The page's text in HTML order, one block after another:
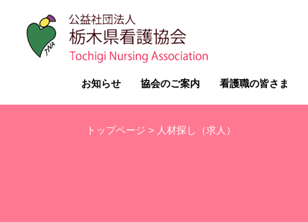
お知らせ 協会のご案内 看護職の皆さま
トップページ > 人材探し（求人）